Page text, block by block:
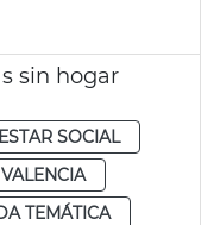
sin hogar
SOCIAL
VALENCIA
TEMÁTICA